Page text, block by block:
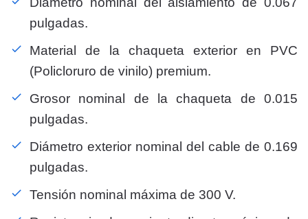
pulgadas.
Material de la chaqueta exterior en PVC
(Policloruro de vinilo) premium.
Grosor nominal de la chaqueta de 0.015
pulgadas.
Diámetro exterior nominal del cable de 0.169
pulgadas.
Tensión nominal máxima de 300 V.